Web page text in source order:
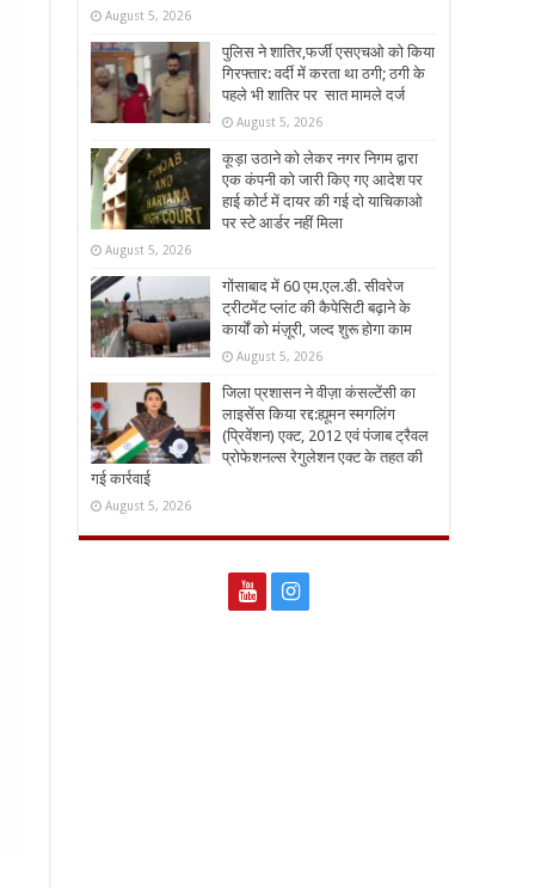
August 5, 2026
पुलिस ने शातिर,फर्जी एसएचओ को किया
गिरफ्तार: वर्दी में करता था ठगी; ठगी के
पहले भी शातिर पर सात मामले दर्ज
August 5, 2026
कूड़ा उठाने को लेकर नगर निगम द्वारा
एक कंपनी को जारी किए गए आदेश पर
हाई कोर्ट में दायर की गई दो याचिकाओ
पर स्टे आर्डर नहीं मिला
August 5, 2026
गोंसाबाद में 60 एम.एल.डी. सीवरेज
ट्रीटमेंट प्लांट की कैपेसिटी बढ़ाने के
कार्यों को मंज़ूरी, जल्द शुरू होगा काम
August 5, 2026
जिला प्रशासन ने वीज़ा कंसल्टेंसी का
लाइसेंस किया रद्द:ह्यूमन स्मगलिंग
(प्रिवेंशन) एक्ट, 2012 एवं पंजाब ट्रैवल
प्रोफेशनल्स रेगुलेशन एक्ट के तहत की
गई कार्रवाई
August 5, 2026